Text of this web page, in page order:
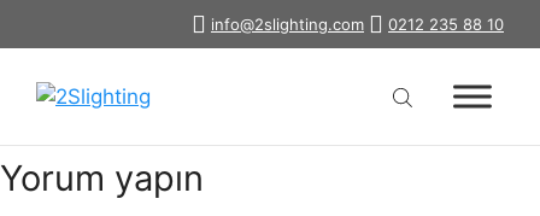
atla
info@2slighting.com 0212 235 88 10
2429a
Yorum yapın